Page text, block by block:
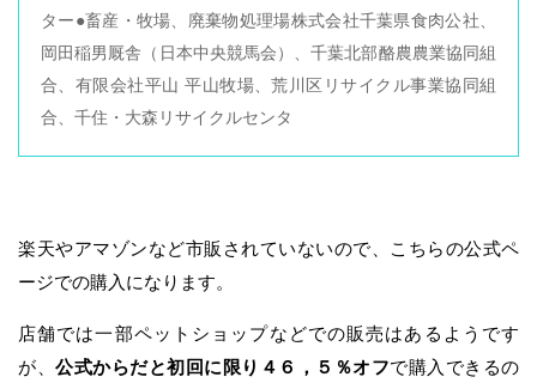
ター●畜産・牧場、廃棄物処理場株式会社千葉県食肉公社、
岡田稲男厩舎（日本中央競馬会）、千葉北部酪農農業協同組
合、有限会社平山 平山牧場、荒川区リサイクル事業協同組
合、千住・大森リサイクルセンタ
楽天やアマゾンなど市販されていないので、こちらの公式ペ
ージでの購入になります。
店舗では一部ペットショップなどでの販売はあるようです
が、 公式からだと初回に限り４６，５％オフで購入できるの